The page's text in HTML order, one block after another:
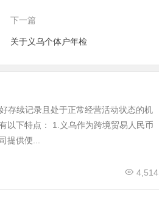
下一篇
关于义乌个体户年检
存续记录且处于正常经营活动状态的机
以下特点： 1.义乌作为跨境贸易人民币
提供便...
4,514